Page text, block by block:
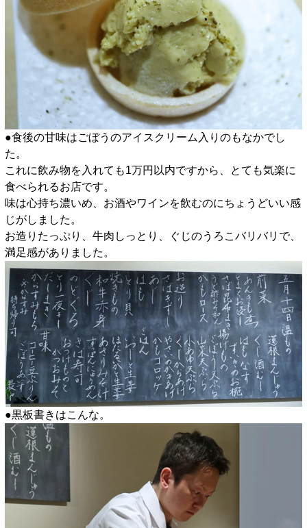
●食後の甘味はごぼうのアイスクリーム入りのもなかでし
た。
これに飲み物を入れても1万円以内ですから、とても気楽に
食べられるお店です。
味は心持ち濃いめ、お酒やワインを飲むのにちょうどいい感
じがしました。
お造りたっぷり、牛肉しっとり、ぐじのうろこバリバリで、
満足感がありました。
●黒板書きはこんな。